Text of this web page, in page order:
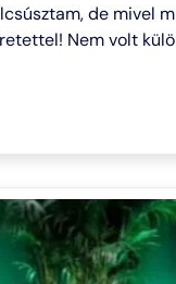
de mivel
Nem volt